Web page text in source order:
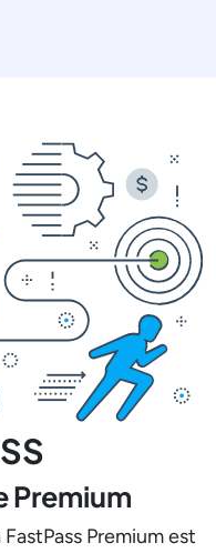
Premium
Premium est